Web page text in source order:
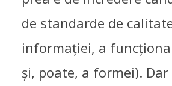
de standarde de
informației, a
și, poate, a formei).